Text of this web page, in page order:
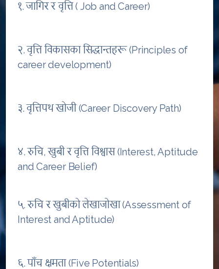
१. जागिर र वृत्ति ( Job and Career)
२. वृत्ति विकासका सिद्धान्तहरू (Principles of
career development)
३. वृत्तिपथ खोजी (Career Discovery Path)
४. रुचि, खुबी र वृत्ति विश्वास (Interest, Aptitude
and Career Belief)
५. रुचि र खुबीको लेखाजोखा (Assessment of
Interest and Aptitude)
६. पाँच क्षमता (Five Potentials)